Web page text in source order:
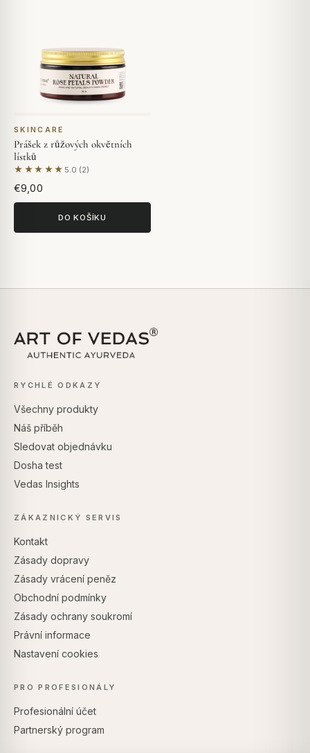
SKINCARE
Prášek z růžových okvětních
lístků
★★★★★ 5.0 (2)
Na základě 2 hodnocení
€9,00
DO KOŠÍKU
RYCHLÉ ODKAZY
Všechny produkty
Náš příběh
Sledovat objednávku
Dosha test
Vedas Insights
ZÁKAZNICKÝ SERVIS
Kontakt
Zásady dopravy
Zásady vrácení peněz
Obchodní podmínky
Zásady ochrany soukromí
Právní informace
Nastavení cookies
PRO PROFESIONÁLY
Profesionální účet
Partnerský program